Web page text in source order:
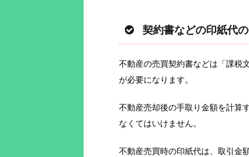
契約書などの印紙代
不動産の売買契約書などは「課税
が必要になります。
不動産売却後の手取り金額を計算
なくてはいけません。
不動産売買時の印紙代は、取引金